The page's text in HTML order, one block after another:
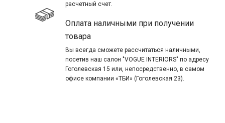
расчетный счет.
Оплата наличными при получении
товара
Вы всегда сможете рассчитаться наличными,
посетив наш салон "VOGUE INTERIORS" по адресу
Гоголевская 15 или, непосредственно, в самом
офисе компании «ТБИ» (Гоголевская 23).